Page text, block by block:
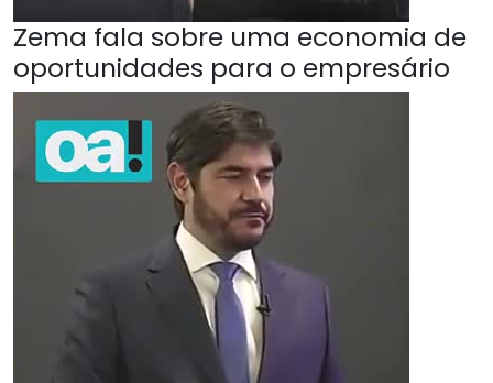
Zema fala sobre uma economia de
oportunidades para o empresário